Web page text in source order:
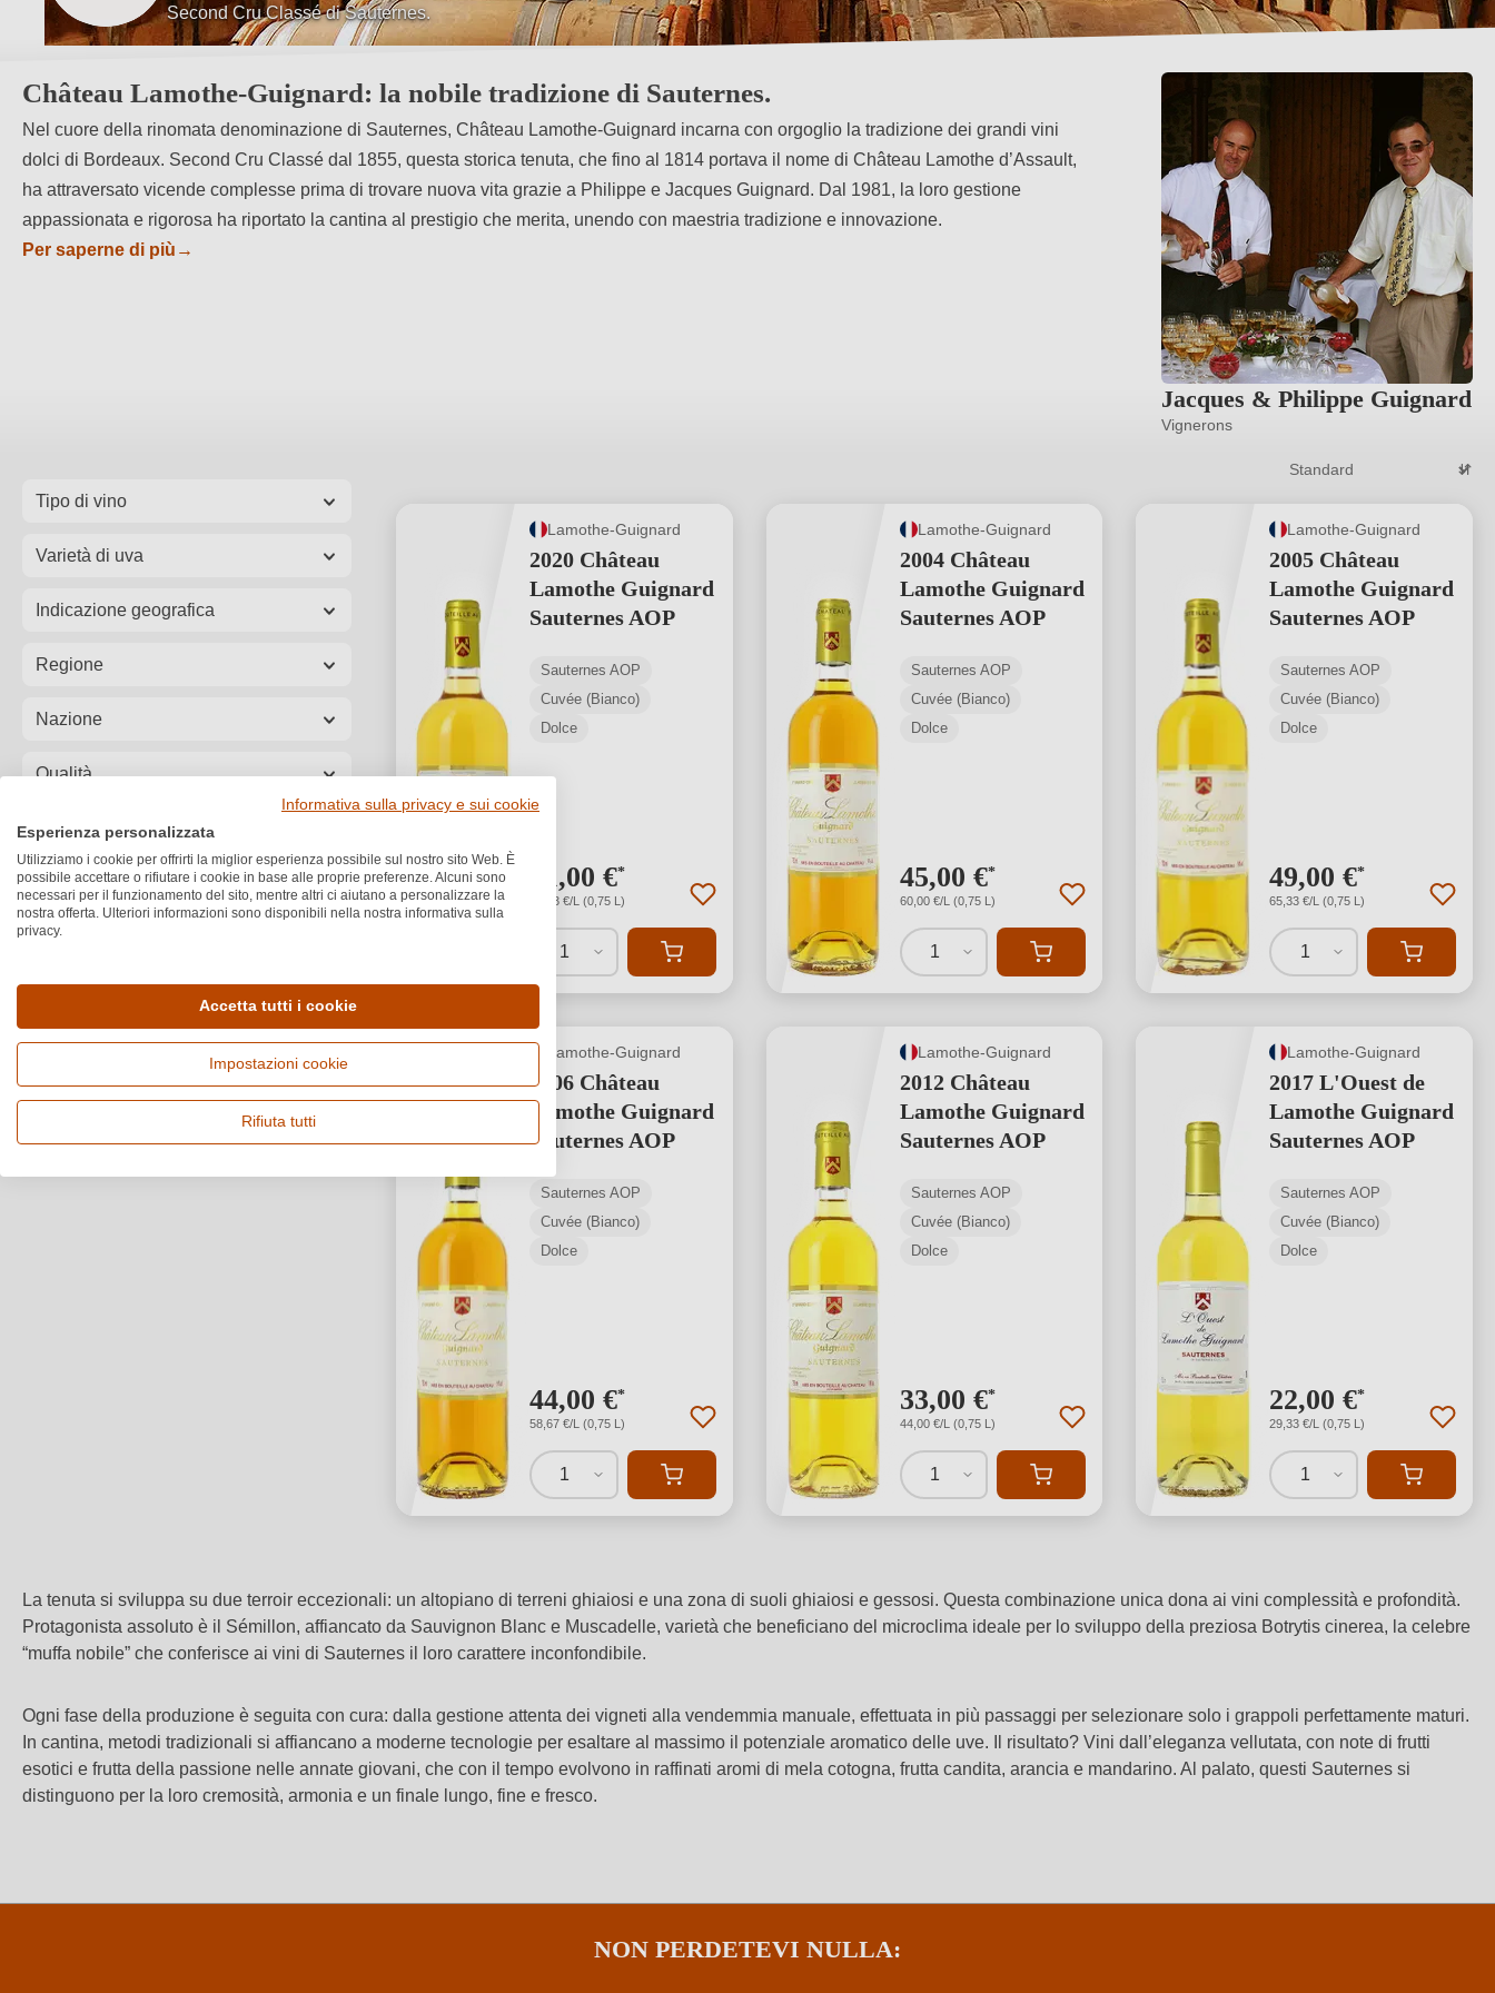
Second Cru Classé di Sauternes.
Tradizione storica e qualità riconosciuta dal 1855.
Château Lamothe-Guignard: la nobile tradizione di Sauternes.
Nel cuore della rinomata denominazione di Sauternes, Château Lamothe-Guignard incarna con orgoglio la tradizione dei grandi vini
dolci di Bordeaux. Second Cru Classé dal 1855, questa storica tenuta, che fino al 1814 portava il nome di Château Lamothe d’Assault,
ha attraversato vicende complesse prima di trovare nuova vita grazie a Philippe e Jacques Guignard. Dal 1981, la loro gestione
appassionata e rigorosa ha riportato la cantina al prestigio che merita, unendo con maestria tradizione e innovazione.
Per saperne di più →
Jacques & Philippe Guignard
Vignerons
Tipo di vino
Varietà di uva
Indicazione geografica
Regione
Nazione
Qualità
Formato
Annata
Prezzo
Bio
Box
Lamothe-Guignard
2020 Château
Lamothe Guignard
Sauternes AOP
Sauternes AOP
Cuvée (Bianco)
Dolce
31,00 €*
41,33 €/L (0,75 L)
1
Lamothe-Guignard
2004 Château
Lamothe Guignard
Sauternes AOP
Sauternes AOP
Cuvée (Bianco)
Dolce
45,00 €*
60,00 €/L (0,75 L)
1
Lamothe-Guignard
2005 Château
Lamothe Guignard
Sauternes AOP
Sauternes AOP
Cuvée (Bianco)
Dolce
49,00 €*
65,33 €/L (0,75 L)
1
Lamothe-Guignard
2006 Château
Lamothe Guignard
Sauternes AOP
Sauternes AOP
Cuvée (Bianco)
Dolce
44,00 €*
58,67 €/L (0,75 L)
1
Lamothe-Guignard
2012 Château
Lamothe Guignard
Sauternes AOP
Sauternes AOP
Cuvée (Bianco)
Dolce
33,00 €*
44,00 €/L (0,75 L)
1
Lamothe-Guignard
2017 L'Ouest de
Lamothe Guignard
Sauternes AOP
Sauternes AOP
Cuvée (Bianco)
Dolce
22,00 €*
29,33 €/L (0,75 L)
1
La tenuta si sviluppa su due terroir eccezionali: un altopiano di terreni ghiaiosi e una zona di suoli ghiaiosi e gessosi. Questa combinazione unica dona ai vini complessità e profondità.
Protagonista assoluto è il Sémillon, affiancato da Sauvignon Blanc e Muscadelle, varietà che beneficiano del microclima ideale per lo sviluppo della preziosa Botrytis cinerea, la celebre
“muffa nobile” che conferisce ai vini di Sauternes il loro carattere inconfondibile.
Ogni fase della produzione è seguita con cura: dalla gestione attenta dei vigneti alla vendemmia manuale, effettuata in più passaggi per selezionare solo i grappoli perfettamente maturi.
In cantina, metodi tradizionali si affiancano a moderne tecnologie per esaltare al massimo il potenziale aromatico delle uve. Il risultato? Vini dall’eleganza vellutata, con note di frutti
esotici e frutta della passione nelle annate giovani, che con il tempo evolvono in raffinati aromi di mela cotogna, frutta candita, arancia e mandarino. Al palato, questi Sauternes si
distinguono per la loro cremosità, armonia e un finale lungo, fine e fresco.
NON PERDETEVI NULLA:
Informativa sulla privacy e sui cookie
Esperienza personalizzata
Utilizziamo i cookie per offrirti la miglior esperienza possibile sul nostro sito Web. È
possibile accettare o rifiutare i cookie in base alle proprie preferenze. Alcuni sono
necessari per il funzionamento del sito, mentre altri ci aiutano a personalizzare la
nostra offerta. Ulteriori informazioni sono disponibili nella nostra informativa sulla
privacy.
Accetta tutti i cookie
Impostazioni cookie
Rifiuta tutti